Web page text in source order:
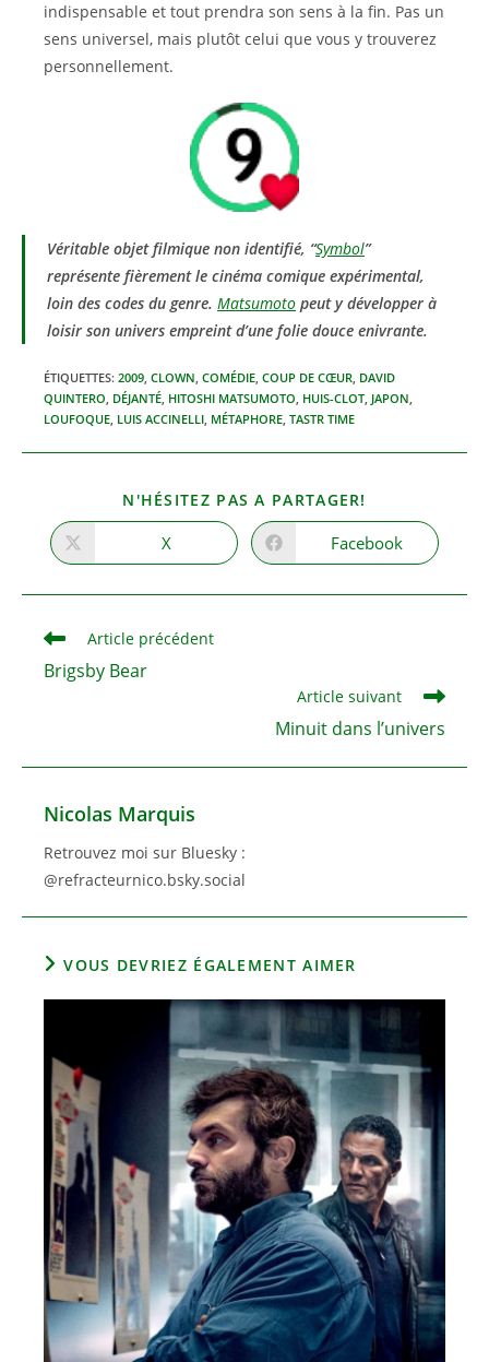
indispensable et tout prendra son sens à la fin. Pas un
sens universel, mais plutôt celui que vous y trouverez
personnellement.
Véritable objet filmique non identifié, “Symbol”
représente fièrement le cinéma comique expérimental,
loin des codes du genre. Matsumoto peut y développer à
loisir son univers empreint d’une folie douce enivrante.
ÉTIQUETTES: 2009, CLOWN, COMÉDIE, COUP DE CŒUR, DAVID
QUINTERO, DÉJANTÉ, HITOSHI MATSUMOTO, HUIS-CLOT, JAPON,
LOUFOQUE, LUIS ACCINELLI, MÉTAPHORE, TASTR TIME
N'HÉSITEZ PAS A PARTAGER!
CONTENU
Ouvrir
dans
autre
X Ouvrir
dans
autre
Facebook
Read
articles
Article précédent
Brigsby Bear
Article suivant
Minuit dans l’univers
Nicolas Marquis
Retrouvez moi sur Bluesky :
@refracteurnico.bsky.social
VOUS DEVRIEZ ÉGALEMENT AIMER